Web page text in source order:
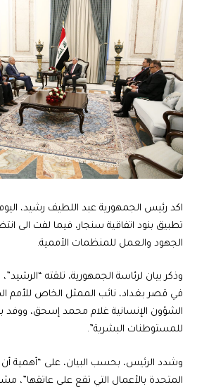
اكد رئيس الجمهورية عبد اللطيف رشيد،
تطبيق بنود اتفاقية سنجار، فيما لفت الى
الجهود والعمل للمنظمات الأممية.
وذكر بيان لرئاسة الجمهورية، تلقته
في قصر بغداد، نائب الممثل الخاص للأمم
الشؤون الإنسانية غلام محمد إسحق، ووفد
للمستوطنات البشرية”.
وشدد الرئيس، بحسب البيان، على “أهمية
المتحدة بالأعمال التي تقع على عاتقها”،